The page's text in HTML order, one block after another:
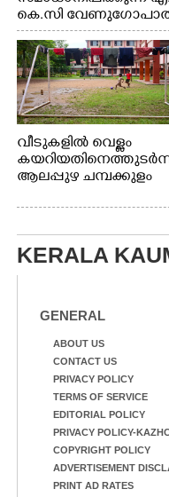
കെ.സി
എക്സൈസ് വകുപ്പ്
വീടുകളിൽ വെള്ളം
ആലപ്പുഴ ചമ്പക്കുളം
പോരൂക്കര സെൻട്രൽ
ക്യാമ്പിലെത്തിയവർ
വസ്ത്രങ്ങൾ
ഉണക്കാനിട്ടിരിക്കുന്ന
ഫുട്ബോൾ കളികളിൽ
കുട്ടികൾ
KERALA
GENERAL
ABOUT US
CONTACT US
PRIVACY POLICY
TERMS OF SERVICE
EDITORIAL POLICY
PRIVACY POLICY-
COPYRIGHT POLICY
ADVERTISEMENT
PRINT AD RATES